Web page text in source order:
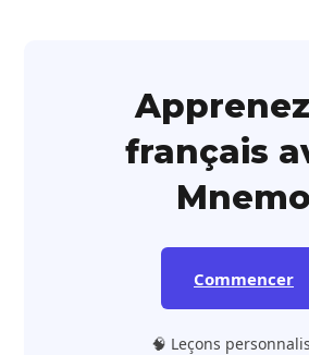
français
Mnemo
Commencer
🧠 Leçons